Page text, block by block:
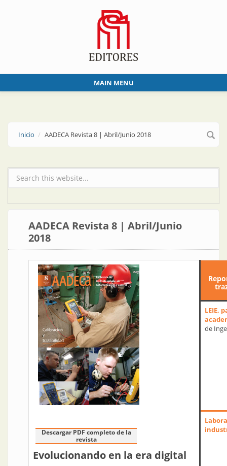
MAIN MENU
Inicio AADECA Revista 8 | Abril/Junio 2018
Formulario de búsqueda
AADECA Revista 8 | Abril/Junio
2018
Descargar PDF completo de la
revista
Evolucionando en la era digital
LEIE,
de